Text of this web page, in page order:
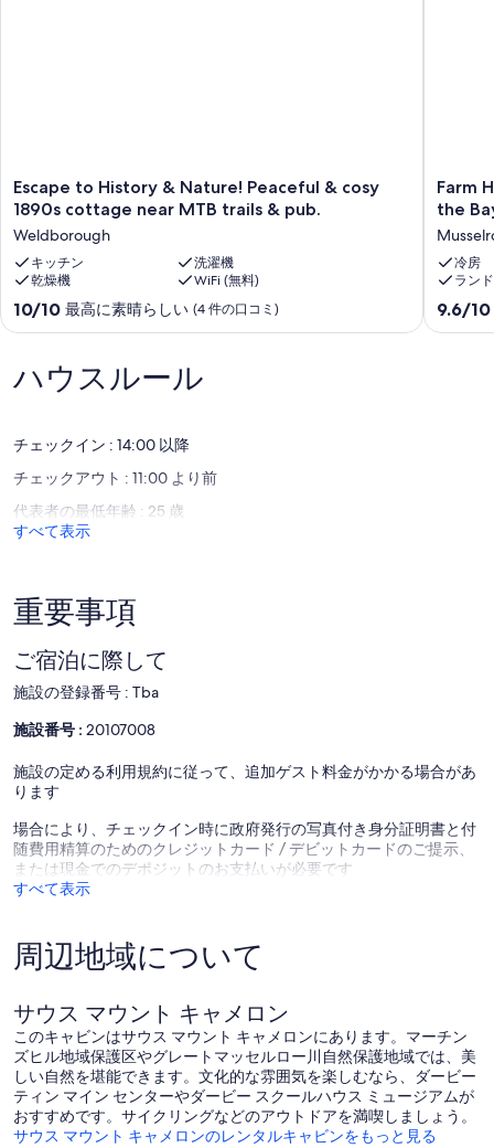
Escape
to
&
Nature!
Peaceful
&
cosy
cottage
near
&
Weldborough
Escape to History & Nature! Peaceful & cosy
1890s cottage near MTB trails & pub.
Weldborough
キッチン
洗濯機
乾燥機
WiFi (無料)
10
段
中
10.0、
に
晴
ら
し
い、
の
口
ミ)
件
の
口
ミ
10/10 最高に素晴らしい (4 件の口コミ)
Farm
House
end
of
the
Farm
the
冷房
ラン
10
段
ミ
9.6/10
ハウスルール
チェックイン : 14:00 以降
チェックアウト : 11:00 より前
代表者の最低年齢 : 25 歳
すべて表示
重要事項
ご宿泊に際して
施設の登録番号 : Tba
施設番号 : 20107008
施設の定める利用規約に従って、追加ゲスト料金がかかる場合があ
ります
場合により、チェックイン時に政府発行の写真付き身分証明書と付
随費用精算のためのクレジットカード / デビットカードのご提示、
または現金でのデポジットのお支払いが必要です
すべて表示
周辺地域について
サウス マウント キャメロン
このキャビンはサウス マウント キャメロンにあります。マーチン
ズヒル地域保護区やグレートマッセルロー川自然保護地域では、美
しい自然を堪能できます。文化的な雰囲気を楽しむなら、ダービー
ティン マイン センターやダービー スクールハウス ミュージアムが
おすすめです。サイクリングなどのアウトドアを満喫しましょう。
サウス マウント キャメロンのレンタルキャビンをもっと見る